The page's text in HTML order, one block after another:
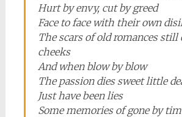
Hurt by envy, cut by greed
Face to face with their own
The scars of old romances
cheeks
And when blow by blow
The passion dies sweet little
Just have been lies
Some memories of gone by